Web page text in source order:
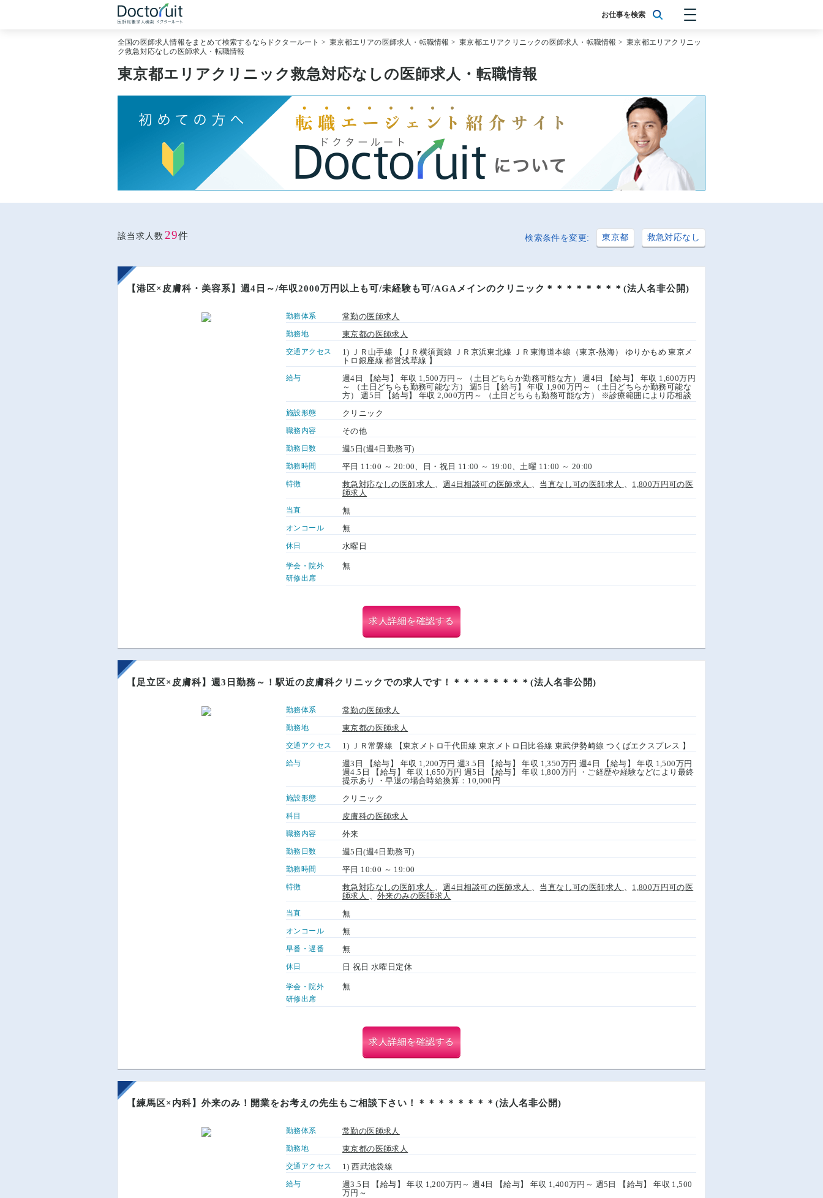
お仕事を検索
[常勤] 科目から探す
[非常勤] 科目から探す
[非常勤] 特徴から探す
運営者情報
プライバシーポリシー
全国の医師求人情報をまとめて検索するならドクタールート >東京都エリアの医師求人・転職情報 >東京都エリアクリニックの医師求人・転職情報 >東京都エリアクリニッ
ク救急対応なしの医師求人・転職情報
東京都エリアクリニック救急対応なしの医師求人・転職情報
該当求人数 29件 検索条件を変更: 東京都 救急対応なし
【港区×皮膚科・美容系】週4日～/年収2000万円以上も可/未経験も可/AGAメインのクリニック＊＊＊＊＊＊＊＊(法人名非公開)
勤務体系 常勤の医師求人
勤務地 東京都の医師求人
交通アクセス
1) ＪＲ山手線 【ＪＲ横須賀線 ＪＲ京浜東北線 ＪＲ東海道本線（東京-熱海） ゆりかもめ 東京メ
トロ銀座線 都営浅草線 】
給与
週4日 【給与】 年収 1,500万円～ （土日どちらか勤務可能な方） 週4日 【給与】 年収 1,600万円
～ （土日どちらも勤務可能な方） 週5日 【給与】 年収 1,900万円～ （土日どちらか勤務可能な
方） 週5日 【給与】 年収 2,000万円～ （土日どちらも勤務可能な方） ※診療範囲により応相談
施設形態 クリニック
職務内容 その他
勤務日数 週5日(週4日勤務可)
勤務時間 平日 11:00 ～ 20:00、日・祝日 11:00 ～ 19:00、土曜 11:00 ～ 20:00
特徴 救急対応なしの医師求人 、週4日相談可の医師求人 、 当直なし可の医師求人 、 1,800万円可の医
師求人
当直 無
オンコール 無
休日 水曜日
学会・院外
研修出席
無
求人詳細を確認する
【足立区×皮膚科】週3日勤務～！駅近の皮膚科クリニックでの求人です！＊＊＊＊＊＊＊＊(法人名非公開)
勤務体系 常勤の医師求人
勤務地 東京都の医師求人
交通アクセス 1) ＪＲ常磐線 【東京メトロ千代田線 東京メトロ日比谷線 東武伊勢崎線 つくばエクスプレス 】
給与
週3日 【給与】 年収 1,200万円 週3.5日 【給与】 年収 1,350万円 週4日 【給与】 年収 1,500万円
週4.5日 【給与】 年収 1,650万円 週5日 【給与】 年収 1,800万円 ・ご経歴や経験などにより最終
提示あり ・早退の場合時給換算：10,000円
施設形態 クリニック
科目 皮膚科の医師求人
職務内容 外来
勤務日数 週5日(週4日勤務可)
勤務時間 平日 10:00 ～ 19:00
特徴 救急対応なしの医師求人 、週4日相談可の医師求人 、 当直なし可の医師求人 、 1,800万円可の医
師求人 、外来のみの医師求人
当直 無
オンコール 無
早番・遅番 無
休日 日 祝日 水曜日定休
学会・院外
研修出席
無
求人詳細を確認する
【練馬区×内科】外来のみ！開業をお考えの先生もご相談下さい！＊＊＊＊＊＊＊＊(法人名非公開)
勤務体系 常勤の医師求人
勤務地 東京都の医師求人
交通アクセス 1) 西武池袋線
給与
週3.5日 【給与】 年収 1,200万円～ 週4日 【給与】 年収 1,400万円～ 週5日 【給与】 年収 1,500
万円～